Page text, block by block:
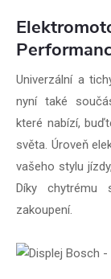
Univerzální a
nyní také
které nabízí,
světa. Úroveň
vašeho stylu
Díky
zakoupení.